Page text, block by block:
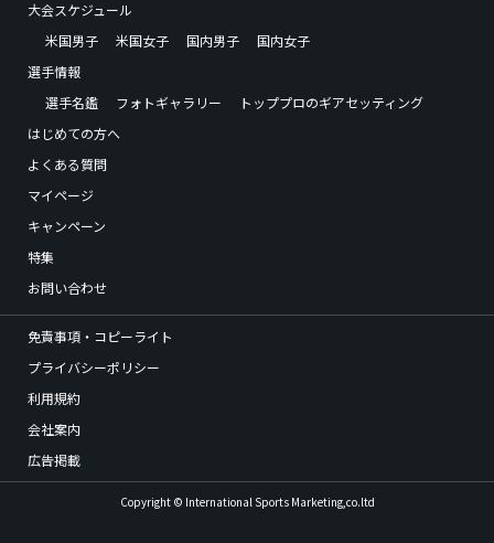
大会スケジュール
米国男子
米国女子 国内男子
国内女子
選手情報
選手名鑑
フォトギャラリー
トッププロのギアセッティング
はじめての方へ
よくある質問
マイページ
キャンペーン
特集
お問い合わせ
免責事項・コピーライト
プライバシーポリシー
利用規約
会社案内
広告掲載
Copyright © International Sports Marketing,co.ltd